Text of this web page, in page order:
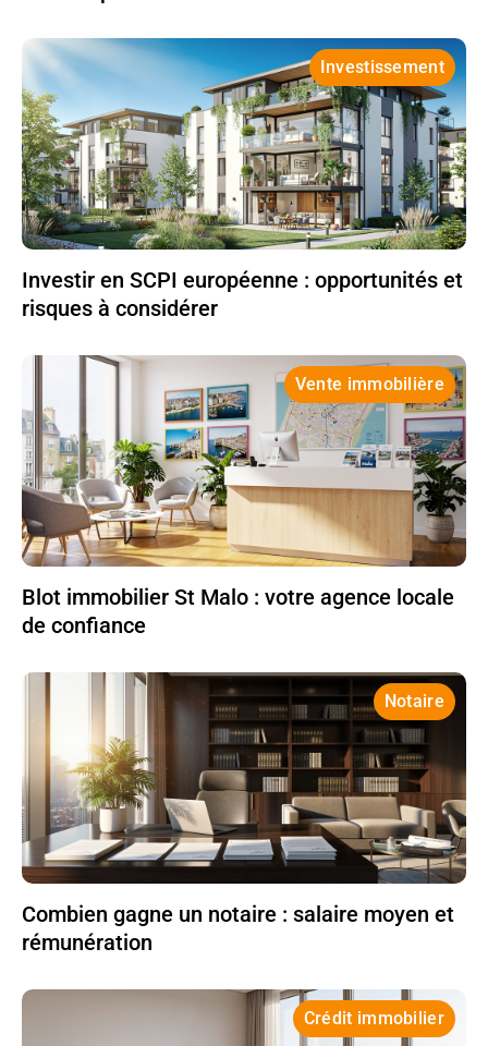
Investissement
Investir en SCPI européenne : opportunités et
risques à considérer
Vente immobilière
Blot immobilier St Malo : votre agence locale
de confiance
Notaire
Combien gagne un notaire : salaire moyen et
rémunération
Crédit immobilier